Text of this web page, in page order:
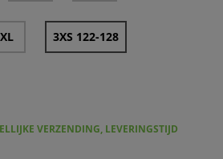
3XS 122-128
VERZENDING, LEVERINGSTIJD